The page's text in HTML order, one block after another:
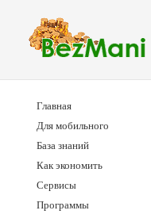
Главная
Для мобильного
База знаний
Как экономить
Сервисы
Программы